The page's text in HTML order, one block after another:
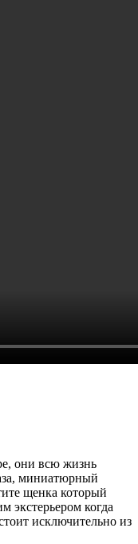
они всю жизнь
миниатюрный
щенка который
экстерьером когда
исключительно из